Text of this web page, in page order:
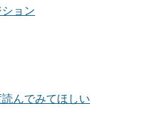
ョン
んでみてほしい